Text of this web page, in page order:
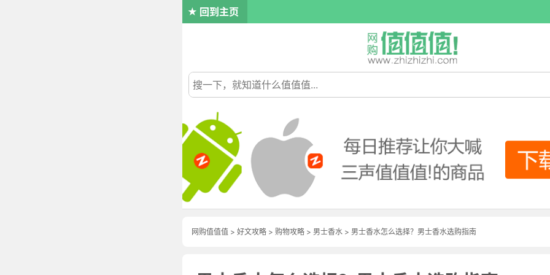
回到主页
网购值值值 > 好文攻略 > 购物攻略 > 男士香水 > 男士香水怎么选择？男士香水选购指南